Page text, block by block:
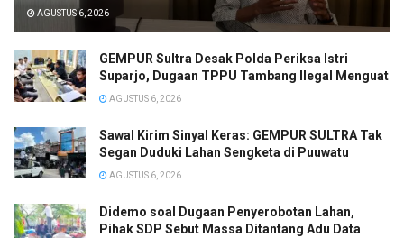
AGUSTUS 6, 2026
GEMPUR Sultra Desak Polda Periksa Istri
Suparjo, Dugaan TPPU Tambang Ilegal Menguat
AGUSTUS 6, 2026
Sawal Kirim Sinyal Keras: GEMPUR SULTRA Tak
Segan Duduki Lahan Sengketa di Puuwatu
AGUSTUS 6, 2026
Didemo soal Dugaan Penyerobotan Lahan,
Pihak SDP Sebut Massa Ditantang Adu Data